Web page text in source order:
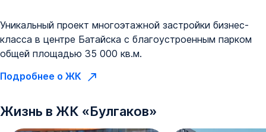
Уникальный проект многоэтажной застройки бизнес-
класса в центре Батайска с благоустроенным парком
общей площадью 35 000 кв.м.
Подробнее о ЖК
Жизнь в ЖК «Булгаков»